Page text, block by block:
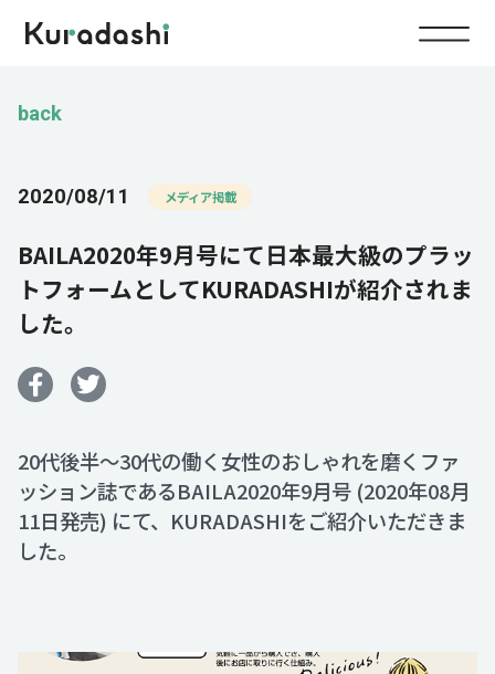
Top
Service
Food
Energy
Impact
Company
News
Recruit
back
2020/08/11 メディア掲載
BAILA2020年9月号にて日本最大級のプラッ
トフォームとしてKURADASHIが紹介されま
した。
20代後半～30代の働く女性のおしゃれを磨くファ
ッション誌であるBAILA2020年9月号 (2020年08月
11日発売) にて、KURADASHIをご紹介いただきま
した。